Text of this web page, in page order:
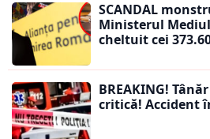
SCANDAL
Ministerul
cheltuit cei
BREAKING!
critică! Accident